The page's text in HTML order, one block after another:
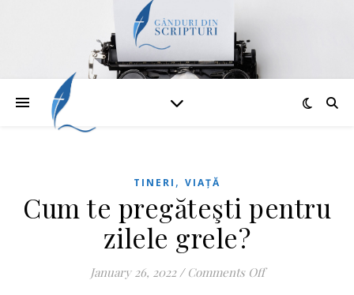
TINERI , VIAȚĂ
Cum te pregăteşti pentru
zilele grele?
January 26, 2022 / Comments Offon Cum te